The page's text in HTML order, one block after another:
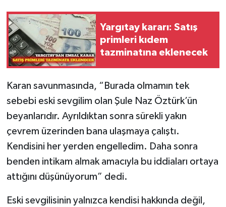
Yargıtay kararı: Satış
primleri kıdem
tazminatına eklenecek
Karan savunmasında, “Burada olmamın tek
sebebi eski sevgilim olan Şule Naz Öztürk’ün
beyanlarıdır. Ayrıldıktan sonra sürekli yakın
çevrem üzerinden bana ulaşmaya çalıştı.
Kendisini her yerden engelledim. Daha sonra
benden intikam almak amacıyla bu iddiaları ortaya
attığını düşünüyorum” dedi.
Eski sevgilisinin yalnızca kendisi hakkında değil,